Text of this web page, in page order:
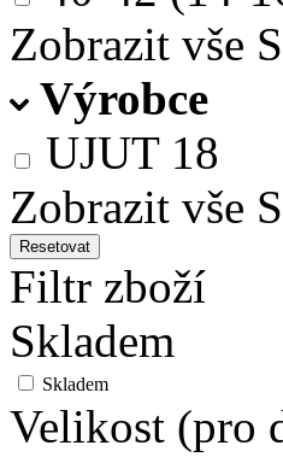
Zobrazit vše
Výrobce
UJUT 18
Zobrazit vše
Resetovat
Filtr zboží
Skladem
Skladem
Velikost (pro